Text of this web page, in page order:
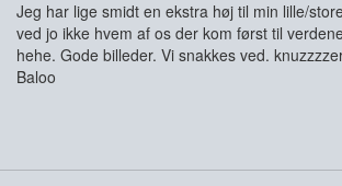
Jeg har lige smidt en ekstra høj til min lille/
ved jo ikke hvem af os der kom først til
hehe. Gode billeder. Vi snakkes ved.
Baloo